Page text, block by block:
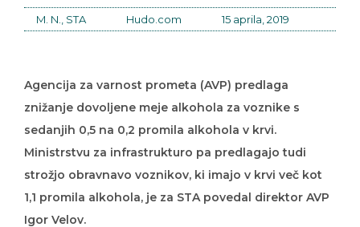
M. N., STA Hudo.com 15 aprila, 2019
znižanje dovoljene meje alkohola za voznike s
sedanjih 0,5 na 0,2 promila alkohola v krvi.
Ministrstvu za infrastrukturo pa predlagajo tudi
strožjo obravnavo voznikov, ki imajo v krvi več kot
1,1 promila alkohola, je za STA povedal direktor AVP
Igor Velov.